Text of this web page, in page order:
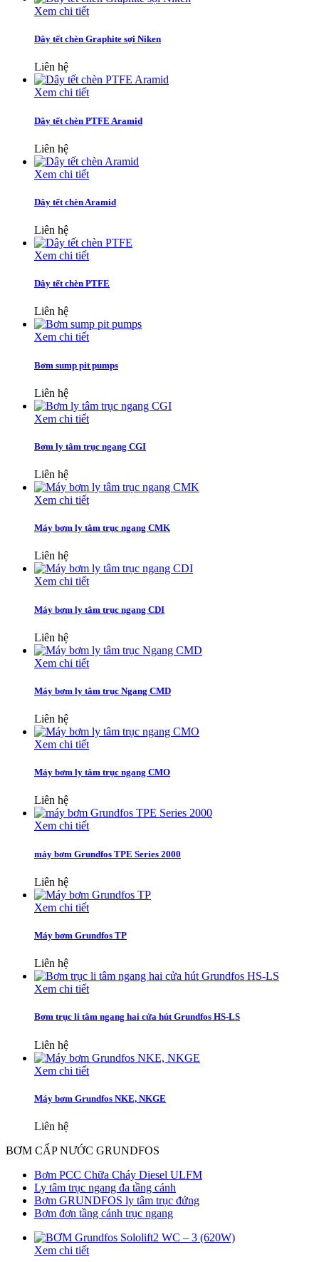
Xem chi tiết
Dây tết chèn Graphite sợi Niken
Liên hệ
Xem chi tiết
Dây tết chèn PTFE Aramid
Liên hệ
Xem chi tiết
Dây tết chèn Aramid
Liên hệ
Xem chi tiết
Dây tết chèn PTFE
Liên hệ
Xem chi tiết
Bơm sump pit pumps
Liên hệ
Xem chi tiết
Bơm ly tâm trục ngang CGI
Liên hệ
Xem chi tiết
Máy bơm ly tâm trục ngang CMK
Liên hệ
Xem chi tiết
Máy bơm ly tâm trục ngang CDI
Liên hệ
Xem chi tiết
Máy bơm ly tâm trục Ngang CMD
Liên hệ
Xem chi tiết
Máy bơm ly tâm trục ngang CMO
Liên hệ
Xem chi tiết
máy bơm Grundfos TPE Series 2000
Liên hệ
Xem chi tiết
Máy bơm Grundfos TP
Liên hệ
Xem chi tiết
Bơm trục li tâm ngang hai cửa hút Grundfos HS-LS
Liên hệ
Xem chi tiết
Máy bơm Grundfos NKE, NKGE
Liên hệ
BƠM CẤP NƯỚC GRUNDFOS
Bơm PCC Chữa Cháy Diesel ULFM
Ly tâm trục ngang đa tầng cánh
Bơm GRUNDFOS ly tâm trục đứng
Bơm đơn tầng cánh trục ngang
Xem chi tiết